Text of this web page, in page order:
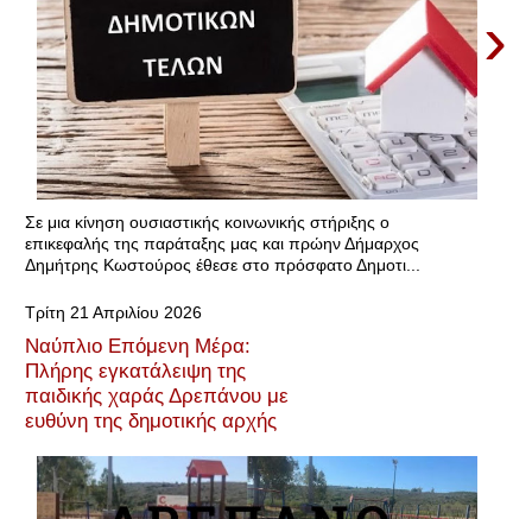
›
Σε μια κίνηση ουσιαστικής κοινωνικής στήριξης ο
επικεφαλής της παράταξης μας και πρώην Δήμαρχος
Δημήτρης Κωστούρος έθεσε στο πρόσφατο Δημοτι...
Τρίτη 21 Απριλίου 2026
Ναύπλιο Επόμενη Μέρα:
Πλήρης εγκατάλειψη της
παιδικής χαράς Δρεπάνου με
ευθύνη της δημοτικής αρχής